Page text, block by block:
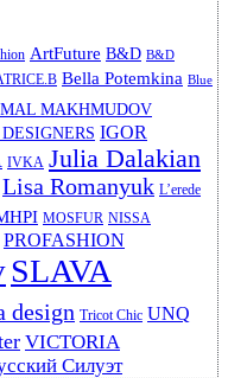
ArtFuture B&D B&D
Bella Potemkina Blue
MAKHMUDOV
IGOR
IVKA Julia Dalakian
Lisa Romanyuk L’erede
MOSFUR NISSA
PROFASHION
SLAVA
design Tricot Chic UNQ
VICTORIA
Силуэт